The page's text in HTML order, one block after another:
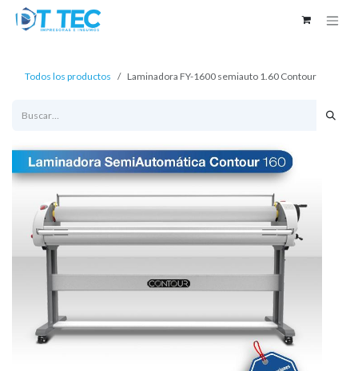
Ir al contenido
Todos los productos Laminadora FY-1600 semiauto 1.60 Contour